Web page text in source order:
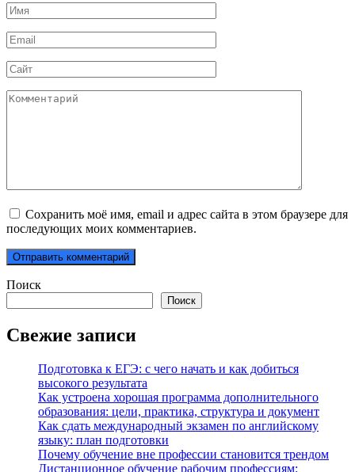
Имя
*
Email
*
Сайт
Комментарий
Сохранить моё имя, email и адрес сайта в этом браузере для
последующих моих комментариев.
Поиск
Поиск
Свежие записи
Подготовка к ЕГЭ: с чего начать и как добиться
высокого результата
Как устроена хорошая программа дополнительного
образования: цели, практика, структура и документ
Как сдать международный экзамен по английскому
языку: план подготовки
Почему обучение вне профессии становится трендом
Дистанционное обучение рабочим профессиям: